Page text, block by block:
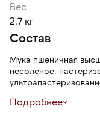
Вес
2.7 кг
Состав
Мука пшеничная
несоленое:
альгинат натрия),
Подробнее